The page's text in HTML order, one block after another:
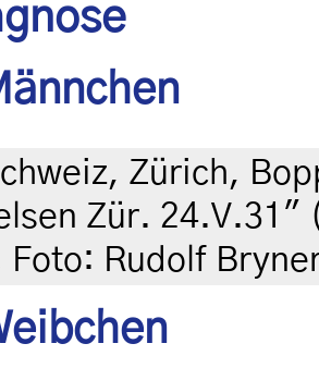
Zürich,
Zür. 24.V.31"
Foto: Rudolf